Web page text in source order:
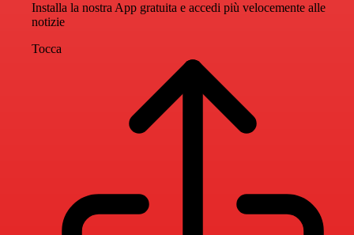
Installa la nostra App gratuita e accedi più velocemente alle
notizie
Tocca